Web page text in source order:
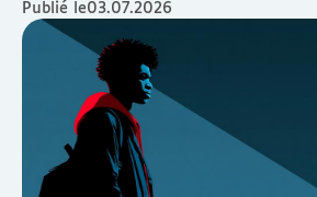
Publié le03.07.2026